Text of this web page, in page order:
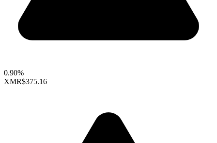
0.90%
XMR$375.16